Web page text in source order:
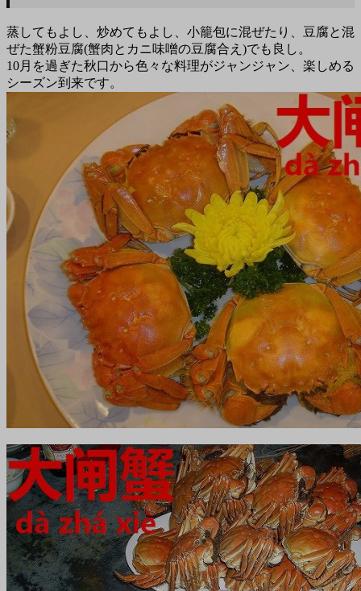
蒸してもよし、炒めてもよし、小籠包に混ぜたり、豆腐と混
ぜた蟹粉豆腐(蟹肉とカニ味噌の豆腐合え)でも良し。
10月を過ぎた秋口から色々な料理がジャンジャン、楽しめる
シーズン到来です。